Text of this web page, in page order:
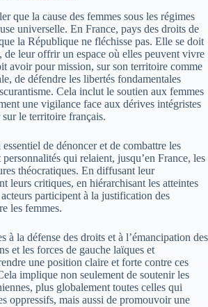
que la cause des femmes sous les régimes
universelle. En France, pays des droits de
la République ne fléchisse pas. Elle se doit
de leur offrir un espace où elles peuvent vivre
avoir pour mission, sur son territoire comme
de défendre les libertés fondamentales
Cela inclut le soutien aux femmes
une vigilance face aux dérives intégristes
le territoire français.
de dénoncer et de combattre les
qui relaient, jusqu’en France, les
théocratiques. En diffusant leur
leurs critiques, en hiérarchisant les atteintes
participent à la justification des
les femmes.
à la défense des droits et à l’émancipation des
et les forces de gauche laïques et
une position claire et forte contre ces
implique non seulement de soutenir les
plus globalement toutes celles qui
oppressifs, mais aussi de promouvoir une